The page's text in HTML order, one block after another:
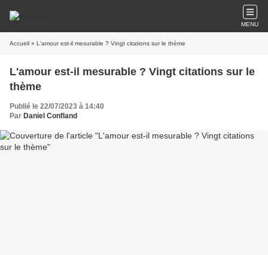
MENU
Accueil » L'amour est-il mesurable ? Vingt citations sur le thème
L'amour est-il mesurable ? Vingt citations sur le
thème
Publié le 22/07/2023 à 14:40
Par Daniel Confland